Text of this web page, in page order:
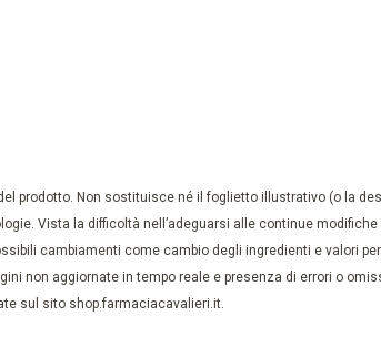
prodotto. Non sostituisce né il foglietto illustrativo (o la
Vista la difficoltà nell’adeguarsi alle continue
cambiamenti come cambio degli ingredienti e valori
non aggiornate in tempo reale e presenza di errori o
sul sito shop.farmaciacavalieri.it.